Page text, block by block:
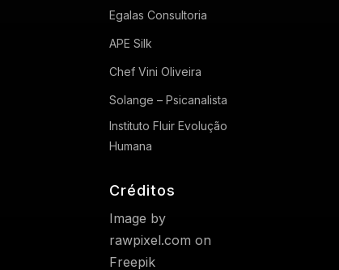
Egalas Consultoria
APE Silk
Chef Vini Oliveira
Solange – Psicanalista
Instituto Fluir Evolução
Humana
Créditos
Image by
rawpixel.com on
Freepik